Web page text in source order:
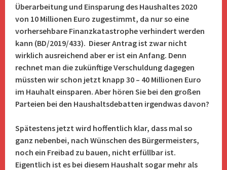
Überarbeitung und Einsparung des Haushaltes 2020
von 10 Millionen Euro zugestimmt, da nur so eine
vorhersehbare Finanzkatastrophe verhindert werden
kann (BD/2019/433). Dieser Antrag ist zwar nicht
wirklich ausreichend aber er ist ein Anfang. Denn
rechnet man die zukünftige Verschuldung dagegen
müssten wir schon jetzt knapp 30 – 40 Millionen Euro
im Hauhalt einsparen. Aber hören Sie bei den großen
Parteien bei den Haushaltsdebatten irgendwas davon?
Spätestens jetzt wird hoffentlich klar, dass mal so
ganz nebenbei, nach Wünschen des Bürgermeisters,
noch ein Freibad zu bauen, nicht erfüllbar ist.
Eigentlich ist es bei diesem Haushalt sogar mehr als